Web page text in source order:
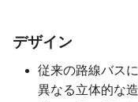
デザイン
従来の路線バス
異なる立体的な